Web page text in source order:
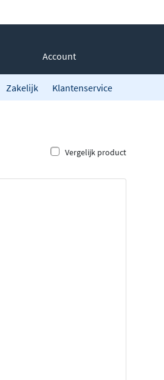
Account
Zakelijk Klantenservice
Vergelijk product